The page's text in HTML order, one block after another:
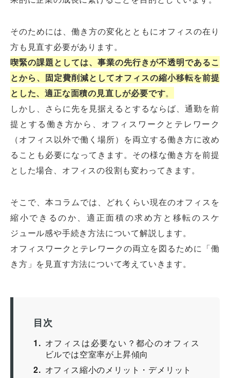
そのためには、働き方の変化とともにオフィスの在り
方も見直す必要があります。
喫緊の課題としては、事業の先行きが不透明であるこ
とから、固定費削減としてオフィスの縮小移転を前提
とした、適正な面積の見直しが必要です。
しかし、さらに先を見据えるとするならば、通勤を前
提とする働き方から、オフィスワークとテレワーク
（オフィス以外で働く場所）を両立する働き方に改め
ることも必要になってきます。その様な働き方を前提
とした場合、オフィスの役割も変わってきます。
そこで、本コラムでは、どれくらい現在のオフィスを
縮小できるのか、適正面積の求め方と移転のスケ
ジュール感や手続き方法について解説します。
オフィスワークとテレワークの両立を図るために「働
き方」を見直す方法について考えていきます。
目次
1
オフィスは必要ない？都心のオフィス
ビルでは空室率が上昇傾向
2
オフィス縮小のメリット・デメリット